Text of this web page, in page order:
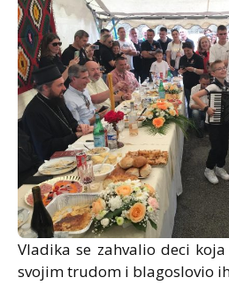
Vladika se zahvalio deci
svojim trudom i blagoslovio